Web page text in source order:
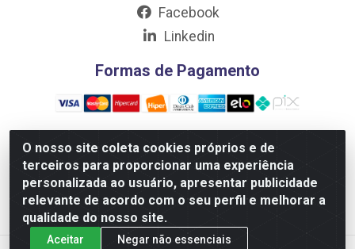
O nosso site coleta cookies próprios e de
terceiros para proporcionar uma experiência
personalizada ao usuário, apresentar publicidade
relevante de acordo com o seu perfil e melhorar a
qualidade do nosso site.
Aceitar Negar não essenciais
Facebook
Linkedin
Formas de Pagamento
Distribuidora Prime LTDA - Av. Professor Nilton Lins, 781 -
Flores, Manaus/AM - CEP 69.058-030 - CNPJ:
10.717.750/0001-32